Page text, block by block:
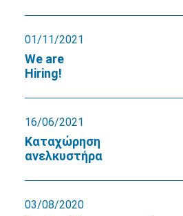
01/11/2021
We are
Hiring!
16/06/2021
Καταχώρηση
ανελκυστήρα
03/08/2020